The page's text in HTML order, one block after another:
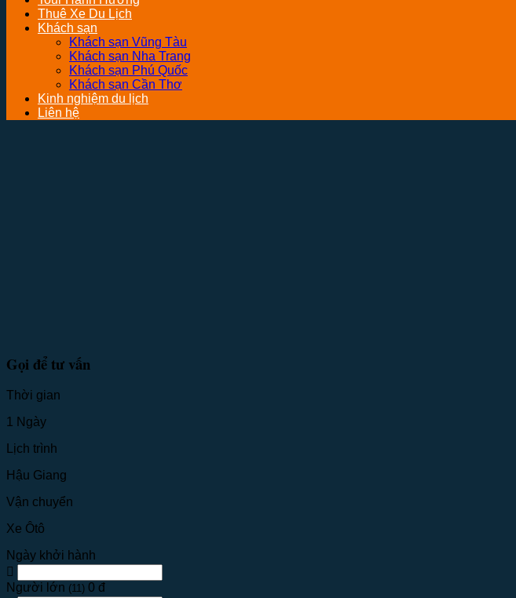
Thuê Xe Du Lịch
Khách sạn
Khách sạn Vũng Tàu
Khách sạn Nha Trang
Khách sạn Phú Quốc
Khách sạn Cần Thơ
Kinh nghiệm du lịch
Liên hệ
Gọi để tư vấn
Thời gian
1 Ngày
Lịch trình
Hậu Giang
Vận chuyển
Xe Ôtô
Ngày khởi hành
Người lớn (11) 0 đ